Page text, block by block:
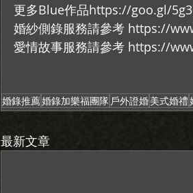
更多Blue作品https://goo.gl/
婚紗側錄服務請參考 https://
愛情故事服務請參考 https://
婚錄推薦婚錄加樂福團隊 戶外證婚美式婚禮
最新文章